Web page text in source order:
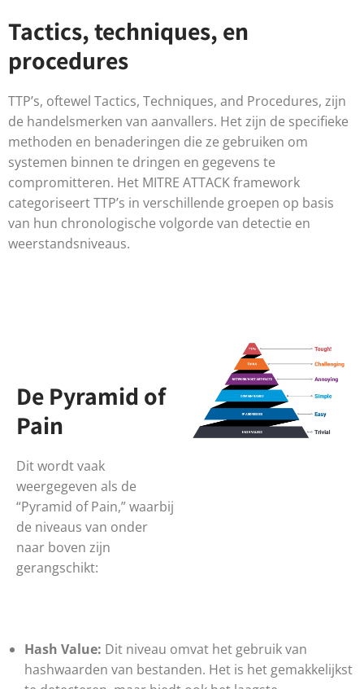
Tactics, techniques, en
procedures
TTP’s, oftewel Tactics, Techniques, and Procedures, zijn
de handelsmerken van aanvallers. Het zijn de specifieke
methoden en benaderingen die ze gebruiken om
systemen binnen te dringen en gegevens te
compromitteren. Het MITRE ATTACK framework
categoriseert TTP’s in verschillende groepen op basis
van hun chronologische volgorde van detectie en
weerstandsniveaus.
De Pyramid of
Pain
Dit wordt vaak
weergegeven als de
“Pyramid of Pain,” waarbij
de niveaus van onder
naar boven zijn
gerangschikt:
Hash Value: Dit niveau omvat het gebruik van
hashwaarden van bestanden. Het is het gemakkelijkst